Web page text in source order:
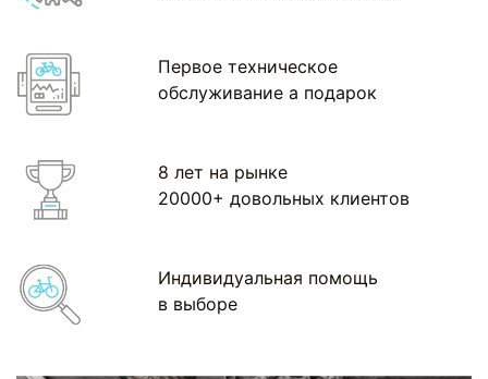
Первое техническое
обслуживание а подарок
8 лет на рынке
20000+ довольных клиентов
Индивидуальная помощь
в выборе